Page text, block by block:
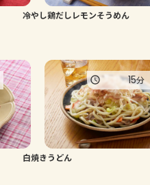
冷やし鶏だしレモンそうめん
白焼きうどん
15分